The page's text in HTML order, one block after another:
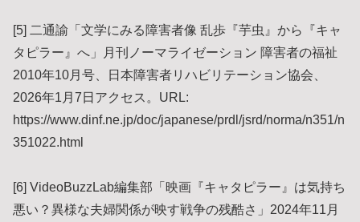
[5] 二通諭「文学にみる障害者像 乱歩『芋虫』から『キャ
タピラー』へ」月刊ノーマライゼーション 障害者の福祉
2010年10月号、日本障害者リハビリテーション協会、
2026年1月7日アクセス。URL:
https://www.dinf.ne.jp/doc/japanese/prdl/jsrd/norma/n351/n
351022.html
[6] VideoBuzzLab編集部「映画『キャタピラー』は気持ち
悪い？異様な夫婦関係が映す戦争の残酷さ」2024年11月